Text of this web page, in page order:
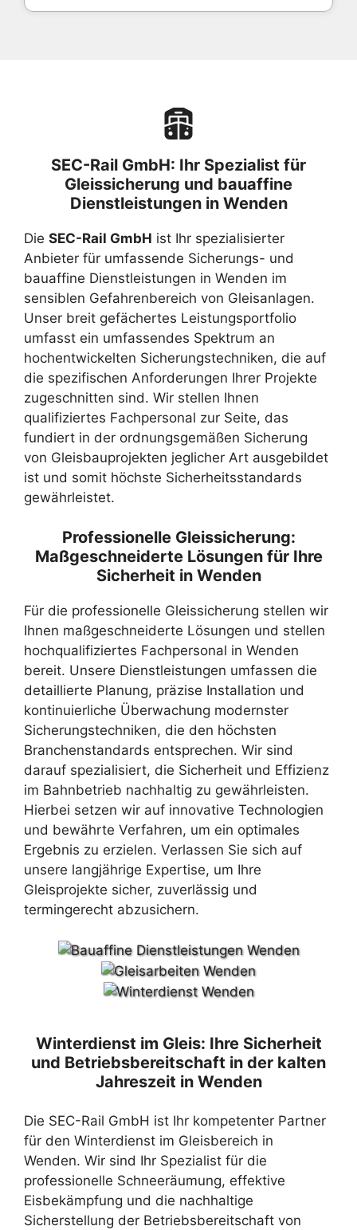
SEC-Rail GmbH: Ihr Spezialist für
Gleissicherung und bauaffine
Dienstleistungen in Wenden
Die SEC-Rail GmbH ist Ihr spezialisierter
Anbieter für umfassende Sicherungs- und
bauaffine Dienstleistungen in Wenden im
sensiblen Gefahrenbereich von Gleisanlagen.
Unser breit gefächertes Leistungsportfolio
umfasst ein umfassendes Spektrum an
hochentwickelten Sicherungstechniken, die auf
die spezifischen Anforderungen Ihrer Projekte
zugeschnitten sind. Wir stellen Ihnen
qualifiziertes Fachpersonal zur Seite, das
fundiert in der ordnungsgemäßen Sicherung
von Gleisbauprojekten jeglicher Art ausgebildet
ist und somit höchste Sicherheitsstandards
gewährleistet.
Professionelle Gleissicherung:
Maßgeschneiderte Lösungen für Ihre
Sicherheit in Wenden
Für die professionelle Gleissicherung stellen wir
Ihnen maßgeschneiderte Lösungen und stellen
hochqualifiziertes Fachpersonal in Wenden
bereit. Unsere Dienstleistungen umfassen die
detaillierte Planung, präzise Installation und
kontinuierliche Überwachung modernster
Sicherungstechniken, die den höchsten
Branchenstandards entsprechen. Wir sind
darauf spezialisiert, die Sicherheit und Effizienz
im Bahnbetrieb nachhaltig zu gewährleisten.
Hierbei setzen wir auf innovative Technologien
und bewährte Verfahren, um ein optimales
Ergebnis zu erzielen. Verlassen Sie sich auf
unsere langjährige Expertise, um Ihre
Gleisprojekte sicher, zuverlässig und
termingerecht abzusichern.
Winterdienst im Gleis: Ihre Sicherheit
und Betriebsbereitschaft in der kalten
Jahreszeit in Wenden
Die SEC-Rail GmbH ist Ihr kompetenter Partner
für den Winterdienst im Gleisbereich in
Wenden. Wir sind Ihr Spezialist für die
professionelle Schneeräumung, effektive
Eisbekämpfung und die nachhaltige
Sicherstellung der Betriebsbereitschaft von